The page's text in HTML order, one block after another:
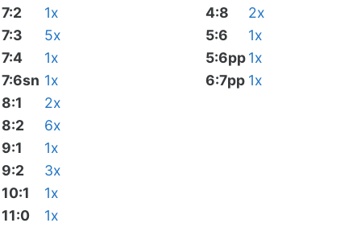
7:2
1x
7:3
5x
7:4
1x
7:6sn 1x
8:1
2x
8:2
6x
9:1
1x
9:2
3x
10:1
1x
11:0
1x
4:8
2x
5:6
1x
5:6pp1x
6:7pp 1x